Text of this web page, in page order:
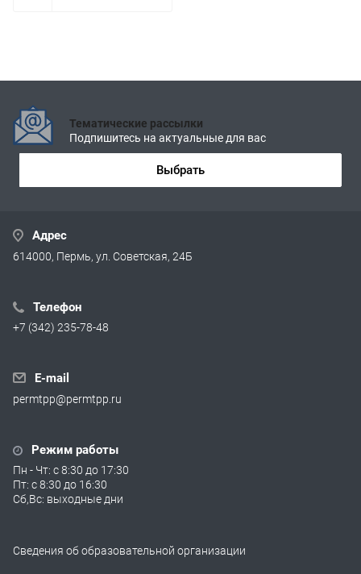
Тематические рассылки
Подпишитесь на актуальные для вас
Выбрать
Адрес
614000, Пермь, ул. Советская, 24Б
Телефон
+7 (342) 235-78-48
E-mail
permtpp@permtpp.ru
Режим работы
Пн - Чт: с 8:30 до 17:30
Пт: с 8:30 до 16:30
Сб,Вс: выходные дни
Сведения об образовательной организации